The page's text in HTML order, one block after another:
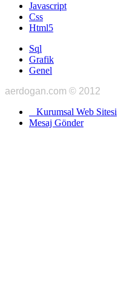
Javascript
Css
Html5
Sql
Grafik
Genel
aerdogan.com © 2012
Kurumsal Web Sitesi
Mesaj Gönder